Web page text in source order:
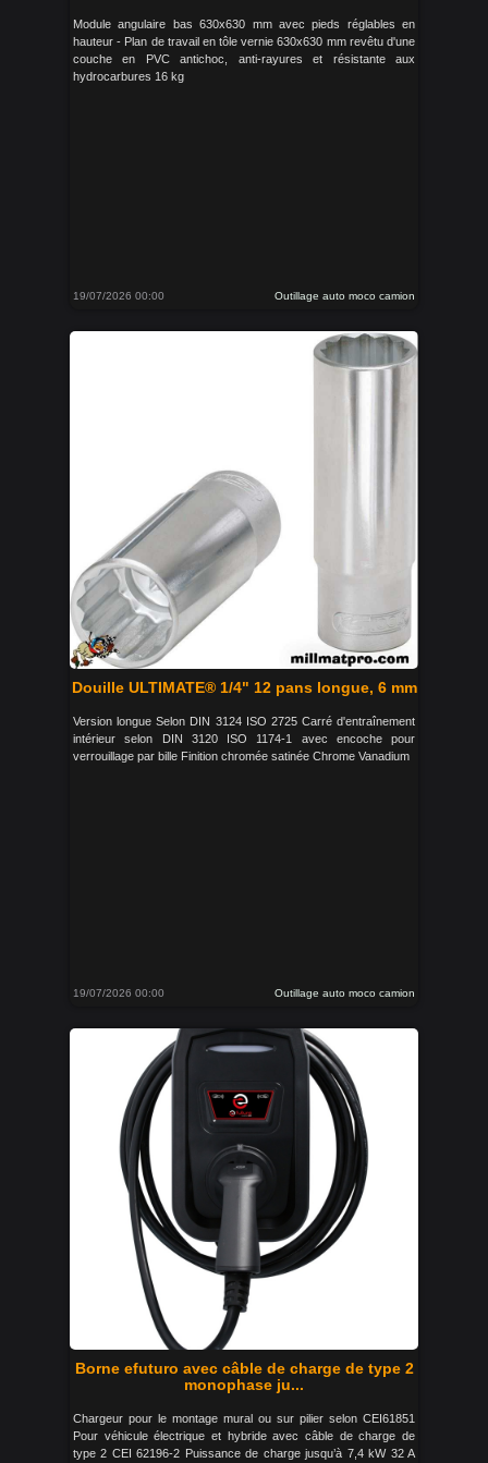
Module angulaire bas 630x630 mm avec pieds réglables en
hauteur - Plan de travail en tôle vernie 630x630 mm revêtu d'une
couche en PVC antichoc, anti-rayures et résistante aux
hydrocarbures 16 kg
19/07/2026 00:00 Outillage auto moco camion
Douille ULTIMATE® 1/4" 12 pans longue, 6 mm
Version longue Selon DIN 3124 ISO 2725 Carré d'entraînement
intérieur selon DIN 3120 ISO 1174-1 avec encoche pour
verrouillage par bille Finition chromée satinée Chrome Vanadium
19/07/2026 00:00 Outillage auto moco camion
Borne efuturo avec câble de charge de type 2
monophase ju...
Chargeur pour le montage mural ou sur pilier selon CEI61851
Pour véhicule électrique et hybride avec câble de charge de
type 2 CEI 62196-2 Puissance de charge jusqu’à 7,4 kW 32 A